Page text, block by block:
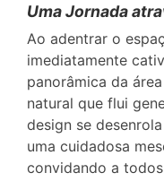
Uma Jornada
Ao adentrar o
imediatamente
panorâmica da
natural que flui
design se
uma cuidadosa
convidando a